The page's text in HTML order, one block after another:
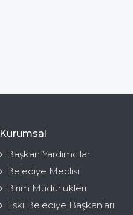
Kurumsal
Başkan Yardımcıları
Belediye Meclisi
Birim Müdürlükleri
Eski Belediye Başkanları